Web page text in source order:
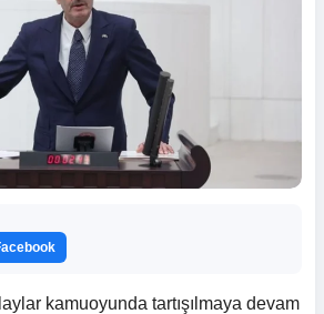
kamuoyunda tartışılmaya devam